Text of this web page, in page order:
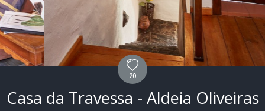
20
Casa da Travessa - Aldeia Oliveiras